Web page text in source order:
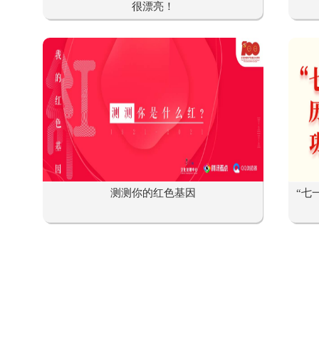
很漂亮！
测测你的红色基因 “七